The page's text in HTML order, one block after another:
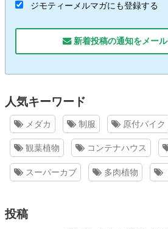
ジモティーメルマガにも登録する
新着投稿の通知をメー
人気キーワード
メダカ 制服 原付バイク
観葉植物 コンテナハウス
スーパーカブ 多肉植物
投稿